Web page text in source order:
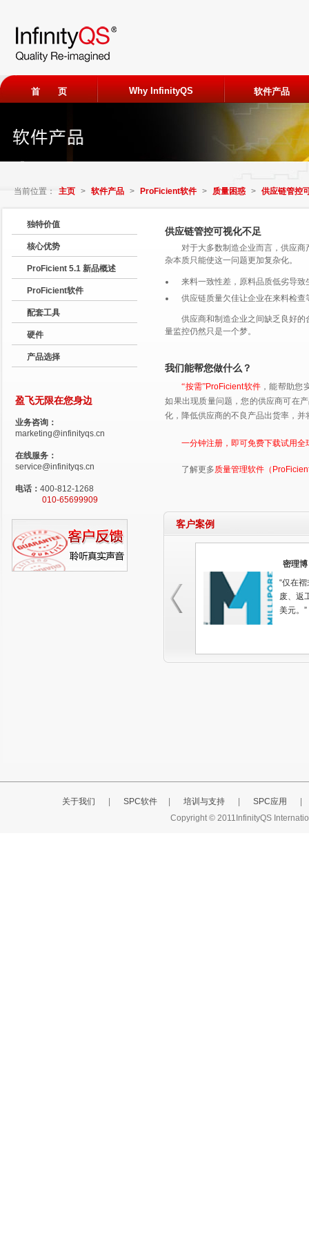
首 页 Why InfinityQS 软件产品
ProFicient
观看客户
当前位置： 主页 > 软件产品 > ProFicient软件 > 质量困惑 > 供应链管控
独特价值
核心优势
ProFicient 5.1 新品概述
ProFicient软件
配套工具
硬件
产品选择
盈飞无限在您身边
业务咨询：
marketing@infinityqs.cn
在线服务：
service@infinityqs.cn
电话： 400-812-1268
010-65699909
供应链管控可视化不足
对于大多数制造企业而言，供应
杂本质只能使这一问题更加复杂化。
来料一致性差，原料品质低劣导
供应链质量欠佳让企业在来料检
供应商和制造企业之间缺乏良好
量监控仍然只是一个梦。
我们能帮您做什么？
“按需”ProFicient软件 ，能帮助您
如果出现质量问题，您的供应商可在
化，降低供应商的不良产品出货率，
一分钟注册，即可免费下载试用
了解更多质量管理软件（
客户案例
密理
“仅在
废、返
美元。”
关于我们 SPC软件 培训与支持 SPC应用
Copyright © 2011InfinityQS